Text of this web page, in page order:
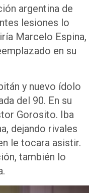
argentina de
lesiones lo
Marcelo Espina,
en su
y nuevo ídolo
del 90. En su
Gorosito. Iba
dejando rivales
le tocara asistir.
también lo